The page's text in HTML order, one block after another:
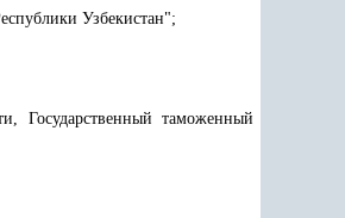
Узбекистан";
Государственный таможенный